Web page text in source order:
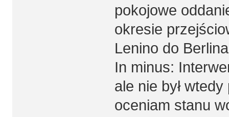
pokojowe
okresie
Lenino do
In minus:
ale nie był
oceniam stanu